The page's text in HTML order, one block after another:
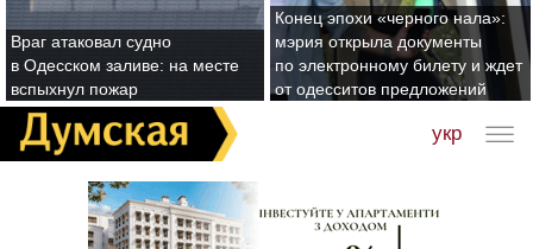
Враг атаковал судно
в Одесском заливе: на месте
вспыхнул пожар
Конец эпохи «черного нала»:
мэрия открыла документы
по электронному билету и ждет
от одесситов предложений
укр